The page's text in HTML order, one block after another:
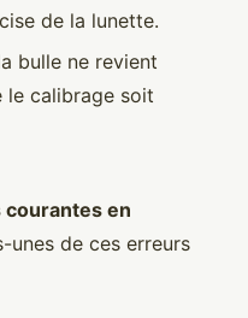
de la lunette.
bulle ne revient
le calibrage soit
en
unes de ces erreurs